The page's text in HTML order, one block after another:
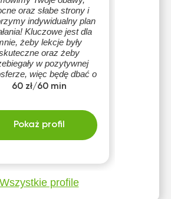
oraz słabe strony i
indywidualny plan
Kluczowe jest dla
żeby lekcje były
oraz żeby
w pozytywnej
więc będę dbać o
byś na moich zajęciach
60 zł/60 min
Pokaż profil
Wszystkie profile